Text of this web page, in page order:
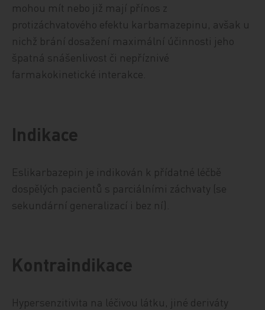
mohou mít nebo již mají přínos z
protizáchvatového efektu karbamazepinu, avšak u
nichž brání dosažení maximální účinnosti jeho
špatná snášenlivost či nepříznivé
farmakokinetické interakce.
Indikace
Eslikarbazepin je indikován k přídatné léčbě
dospělých pacientů s parciálními záchvaty (se
sekundární generalizací i bez ní).
Kontraindikace
Hypersenzitivita na léčivou látku, jiné deriváty